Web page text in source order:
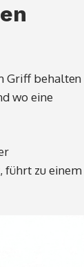
Griff behalten
wo eine
führt zu einem